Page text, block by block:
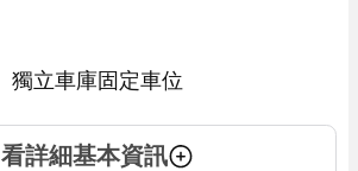
獨立車庫固定車位
看詳細基本資訊